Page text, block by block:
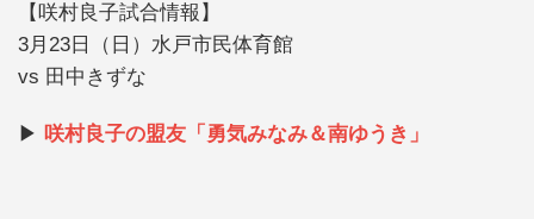
【咲村良子試合情報】
3月23日（日）水戸市民体育館
vs 田中きずな
▶ 咲村良子の盟友「勇気みなみ＆南ゆうき」